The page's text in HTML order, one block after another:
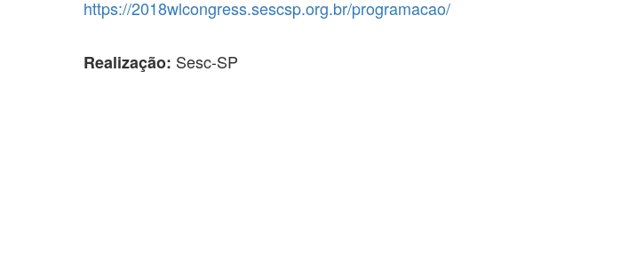
https://2018wlcongress.sescsp.org.br/programacao/
Realização: Sesc-SP